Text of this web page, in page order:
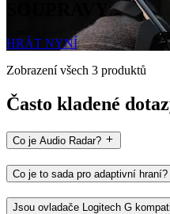
HRÁT NYNÍ
Zobrazení všech 3 produktů
Často kladené
Co je Audio Radar?
Co je to sada pro adaptivní hraní?
Jsou ovladače Logitech G